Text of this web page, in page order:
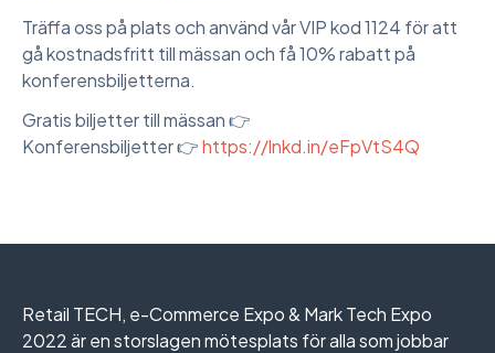
Träffa oss på plats och använd vår VIP kod 1124 för att
gå kostnadsfritt till mässan och få 10% rabatt på
konferensbiljetterna.
Gratis biljetter till mässan 👉
Konferensbiljetter 👉https://lnkd.in/eFpVtS4Q
Retail TECH, e-Commerce Expo & Mark Tech Expo
2022 är en storslagen mötesplats för alla som jobbar